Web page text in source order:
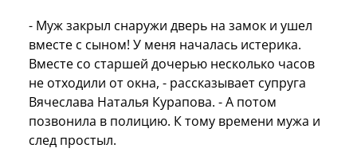
- Муж закрыл снаружи дверь на замок и ушел
вместе с сыном! У меня началась истерика.
Вместе со старшей дочерью несколько часов
не отходили от окна, - рассказывает супруга
Вячеслава Наталья Курапова. - А потом
позвонила в полицию. К тому времени мужа и
след простыл.